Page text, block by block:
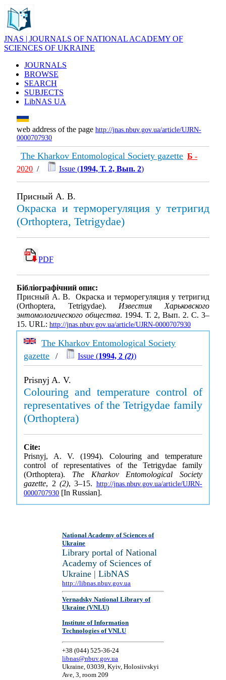
JNAS | JOURNALS OF NATIONAL ACADEMY OF
SCIENCES OF UKRAINE
JOURNALS
BROWSE
SEARCH
SUBJECTS
LibNAS UA
web address of the page http://jnas.nbuv.gov.ua/article/UJRN-
0000707930
The Kharkov Entomological Society gazette Б -
2020 / Issue (1994, Т. 2, Вып. 2)
Присный А. В.
Окраска и терморегуляция у тетригид
(Orthoptera, Tetrigydae)
PDF
Бібліографічний опис:
Присный А. В. Окраска и терморегуляция у тетригид
(Orthoptera, Tetrigydae).Известия Харьковского
энтомологического общества. 1994. Т. 2, Вып. 2. С. 3–
15. URL: http://jnas.nbuv.gov.ua/article/UJRN-0000707930
The Kharkov Entomological Society
gazette / Issue (1994, 2(2))
Prisnyj A. V.
Colouring and temperature control of
representatives of the Tetrigydae family
(Orthoptera)
Cite:
Prisnyj, A. V. (1994). Colouring and temperature
control of representatives of the Tetrigydae family
(Orthoptera). The Kharkov Entomological Society
gazette, 2 (2), 3–15. http://jnas.nbuv.gov.ua/article/UJRN-
0000707930 [In Russian].
National Academy of Sciences of
Ukraine
Library portal of National
Academy of Sciences of
Ukraine | LibNAS
http://libnas.nbuv.gov.ua
Vernadsky National Library of
Ukraine (VNLU)
Institute of Information
Technologies of VNLU
+38 (044) 525-36-24
libnas@nbuv.gov.ua
Ukraine, 03039, Kyiv, Holosiivskyi
Ave, 3, room 209